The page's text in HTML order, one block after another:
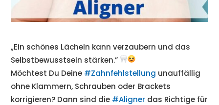
„Ein schönes Lächeln kann verzaubern und das
Selbstbewusstsein stärken.”
Möchtest Du Deine #Zahnfehlstellung unauffällig
ohne Klammern, Schrauben oder Brackets
korrigieren? Dann sind die #Aligner das Richtige für